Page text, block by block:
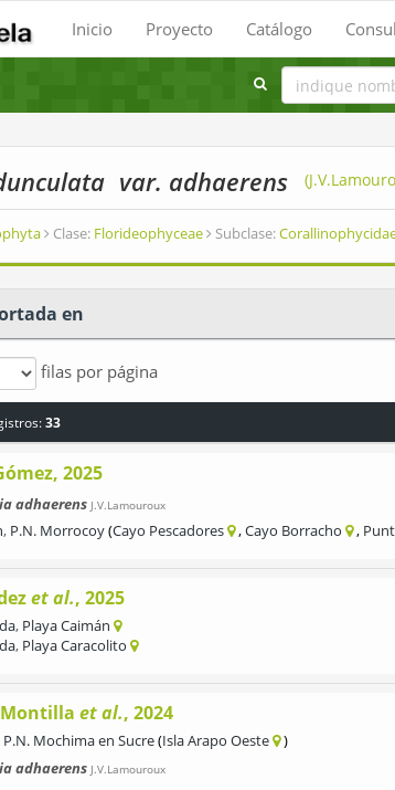
Inicio Proyecto Catálogo
var. adhaerens
Clase: Florideophyceae Subclase:
en
filas por página
33
2025
adhaerens J.V.Lamouroux
, P.N. Morrocoy Cayo Pescadores Cayo Borracho
et al., 2025
, Playa Caimán
, Playa Caracolito
et al., 2024
P.N. Mochima en Sucre Isla Arapo Oeste
adhaerens J.V.Lamouroux